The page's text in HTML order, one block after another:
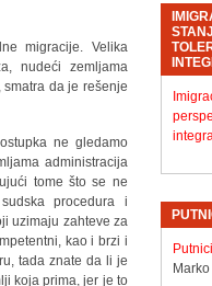
migracije. Velika
nudeći zemljama
da je rešenje
ne gledamo
administracija
tome što se ne
procedura i
uzimaju zahteve za
kao i brzi i
tada znate da li je
koja prima, jer je to